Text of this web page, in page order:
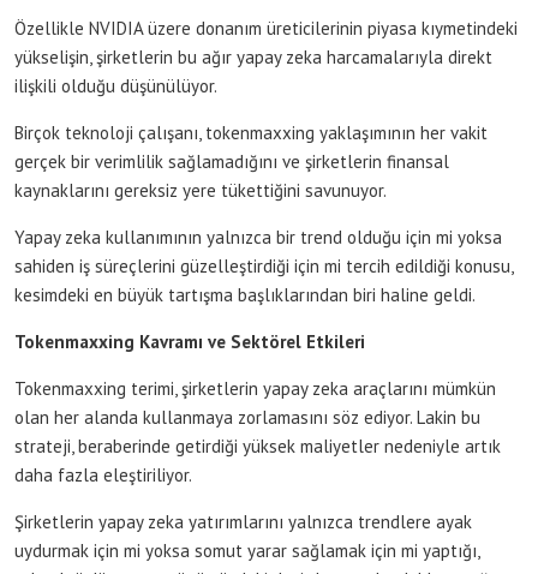
Özellikle NVIDIA üzere donanım üreticilerinin piyasa kıymetindeki
yükselişin, şirketlerin bu ağır yapay zeka harcamalarıyla direkt
ilişkili olduğu düşünülüyor.
Birçok teknoloji çalışanı, tokenmaxxing yaklaşımının her vakit
gerçek bir verimlilik sağlamadığını ve şirketlerin finansal
kaynaklarını gereksiz yere tükettiğini savunuyor.
Yapay zeka kullanımının yalnızca bir trend olduğu için mi yoksa
sahiden iş süreçlerini güzelleştirdiği için mi tercih edildiği konusu,
kesimdeki en büyük tartışma başlıklarından biri haline geldi.
Tokenmaxxing Kavramı ve Sektörel Etkileri
Tokenmaxxing terimi, şirketlerin yapay zeka araçlarını mümkün
olan her alanda kullanmaya zorlamasını söz ediyor. Lakin bu
strateji, beraberinde getirdiği yüksek maliyetler nedeniyle artık
daha fazla eleştiriliyor.
Şirketlerin yapay zeka yatırımlarını yalnızca trendlere ayak
uydurmak için mi yoksa somut yarar sağlamak için mi yaptığı,